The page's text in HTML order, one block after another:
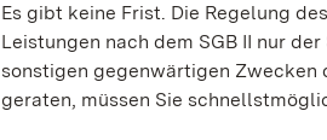
Es gibt keine Frist. Die Regelung
Leistungen nach dem SGB II nur
sonstigen gegenwärtigen Zwecken
geraten, müssen Sie